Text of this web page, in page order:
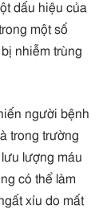
dấu hiệu của
một số
nhiễm trùng
người bệnh
trong trường
lượng máu
có thể làm
xỉu do mất